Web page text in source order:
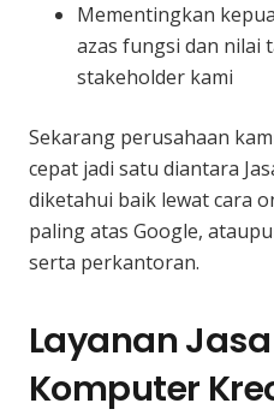
Mementingkan
azas fungsi dan nilai
stakeholder kami
Sekarang perusahaan
cepat jadi satu diantara
diketahui baik lewat cara
paling atas Google,
serta perkantoran.
Layanan
Komputer